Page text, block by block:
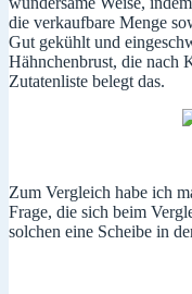
die verkaufbare Menge
Gut gekühlt und
Hähnchenbrust, die nach
Zutatenliste belegt das.
Zum Vergleich habe ich
Frage, die sich beim
solchen eine Scheibe in